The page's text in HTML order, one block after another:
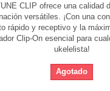
CLIP ofrece una calidad
versátiles. ¡Con una
rápido y receptivo y la
Clip-On esencial para
ukelelista!
Agotado